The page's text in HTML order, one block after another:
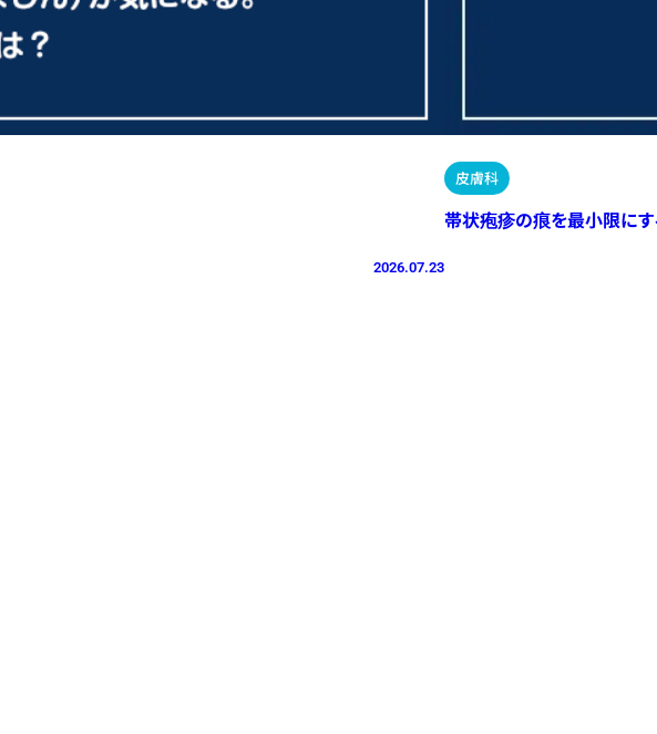
2026.07.23
皮膚科
帯状疱疹の痕を最小限にす